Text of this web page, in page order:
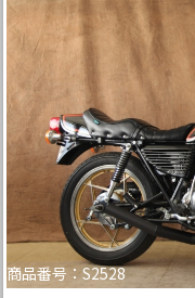
商品番号：S2528